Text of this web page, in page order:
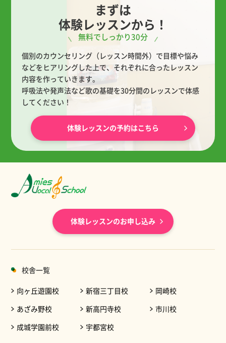
まずは
体験レッスンから！
無料でしっかり30分
個別のカウンセリング（レッスン時間外）で目標や悩み
などをヒアリングした上で、 それぞれに合ったレッスン
内容を作っていきます。
呼吸法や発声法など歌の基礎を30分間のレッスンで体感
してください！
体験レッスンの予約はこちら
体験レッスンのお申し込み
校舎一覧
向ヶ丘遊園校
あざみ野校
成城学園前校
新宿三丁目校
新高円寺校
宇都宮校
岡崎校
市川校